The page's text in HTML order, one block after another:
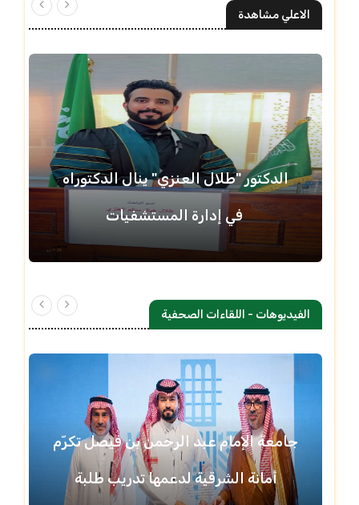
الاعلي مشاهدة
الدكتور "طلال العنزي" ينال الدكتوراه
في إدارة المستشفيات
الفيديوهات - اللقاءات الصحفية
جامعة الإمام عبد الرحمن بن فيصل تكرّم
أمانة الشرقية لدعمها تدريب طلبة